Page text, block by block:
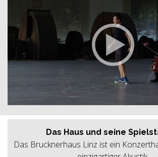
Das Haus und seine
Das Brucknerhaus Linz ist ein